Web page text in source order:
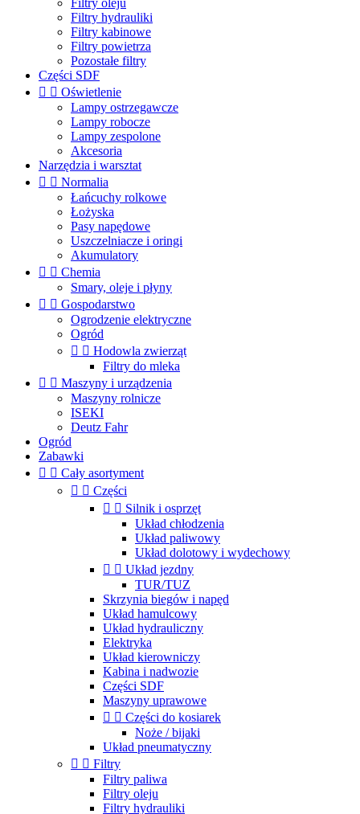
Filtry oleju
Filtry hydrauliki
Filtry kabinowe
Filtry powietrza
Pozostałe filtry
Części SDF
  Oświetlenie
Lampy ostrzegawcze
Lampy robocze
Lampy zespolone
Akcesoria
Narzędzia i warsztat
  Normalia
Łańcuchy rolkowe
Łożyska
Pasy napędowe
Uszczelniacze i oringi
Akumulatory
  Chemia
Smary, oleje i płyny
  Gospodarstwo
Ogrodzenie elektryczne
Ogród
  Hodowla zwierząt
Filtry do mleka
  Maszyny i urządzenia
Maszyny rolnicze
ISEKI
Deutz Fahr
Ogród
Zabawki
  Cały asortyment
  Części
  Silnik i osprzęt
Układ chłodzenia
Układ paliwowy
Układ dolotowy i wydechowy
  Układ jezdny
TUR/TUZ
Skrzynia biegów i napęd
Układ hamulcowy
Układ hydrauliczny
Elektryka
Układ kierowniczy
Kabina i nadwozie
Części SDF
Maszyny uprawowe
  Części do kosiarek
Noże / bijaki
Układ pneumatyczny
  Filtry
Filtry paliwa
Filtry oleju
Filtry hydrauliki